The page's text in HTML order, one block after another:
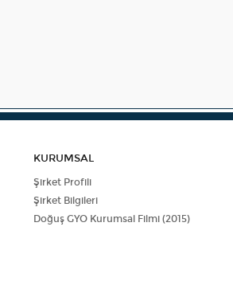
KURUMSAL
Şirket Profili
Şirket Bilgileri
Doğuş GYO Kurumsal Filmi (2015)